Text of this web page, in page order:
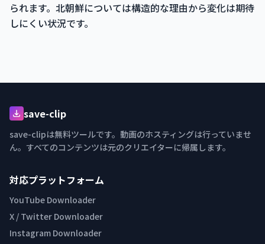
られます。北朝鮮については構造的な理由から変化は期待
しにくい状況です。
save-clip
save-clipは無料ツールです。動画のホスティングは行っていませ
ん。すべてのコンテンツは元のクリエイターに帰属します。
対応プラットフォーム
YouTube Downloader
X / Twitter Downloader
Instagram Downloader